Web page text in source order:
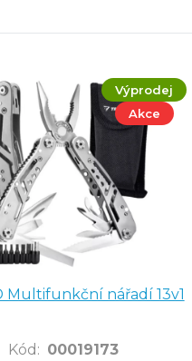
mat
Výprodej
Akce
Multifunkční nářadí 13v1
Kód : 00019173